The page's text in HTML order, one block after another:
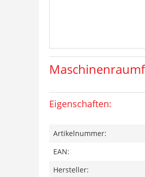
Eigenschaften:
Artikelnummer:
EAN:
Hersteller: